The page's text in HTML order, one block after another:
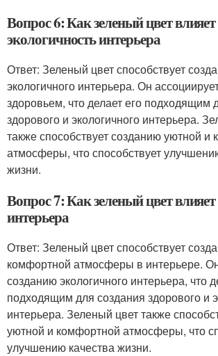
Вопрос 6: Как зеленый цвет
экологичность интерьера
Ответ: Зеленый цвет способствует
экологичного интерьера. Он
здоровьем, что делает его подходящим
здорового и экологичного интерьера.
также способствует созданию уютной и
атмосферы, что способствует
жизни.
Вопрос 7: Как зеленый цвет
интерьера
Ответ: Зеленый цвет способствует
комфортной атмосферы в интерьере.
созданию экологичного интерьера, что
подходящим для создания здорового и
интерьера. Зеленый цвет также
уютной и комфортной атмосферы, что
улучшению качества жизни.